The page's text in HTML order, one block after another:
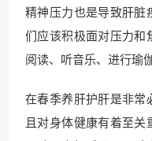
精神压力也是导致肝脏
们应该积极面对压力和
阅读、听音乐、进行瑜
在春季养肝护肝是非常
且对身体健康有着至